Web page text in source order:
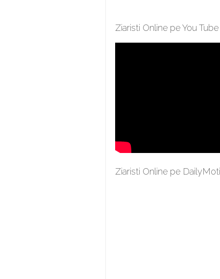
Ziaristi Online pe You Tube
Ziaristi Online pe